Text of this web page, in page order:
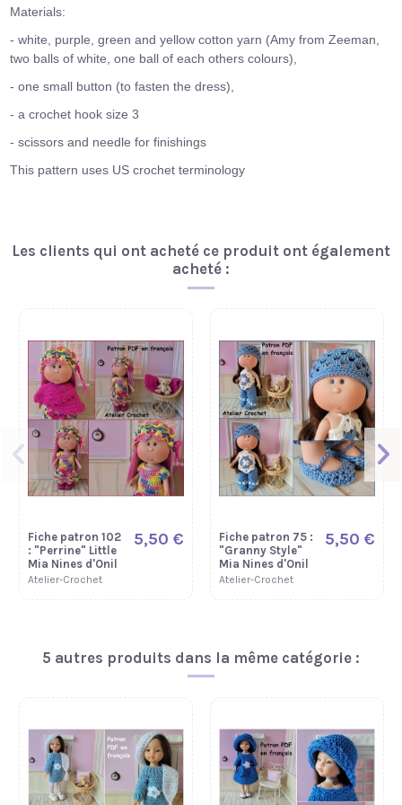
Materials:
- white, purple, green and yellow cotton yarn (Amy from Zeeman,
two balls of white, one ball of each others colours),
- one small button (to fasten the dress),
- a crochet hook size 3
- scissors and needle for finishings
This pattern uses US crochet terminology
Les clients qui ont acheté ce produit ont également
acheté :
Fiche patron 102
: "Perrine" Little
Mia Nines d'Onil
Atelier-Crochet
5,50 €
Fiche patron 75 :
"Granny Style"
Mia Nines d'Onil
Atelier-Crochet
5,50 €
5 autres produits dans la même catégorie :